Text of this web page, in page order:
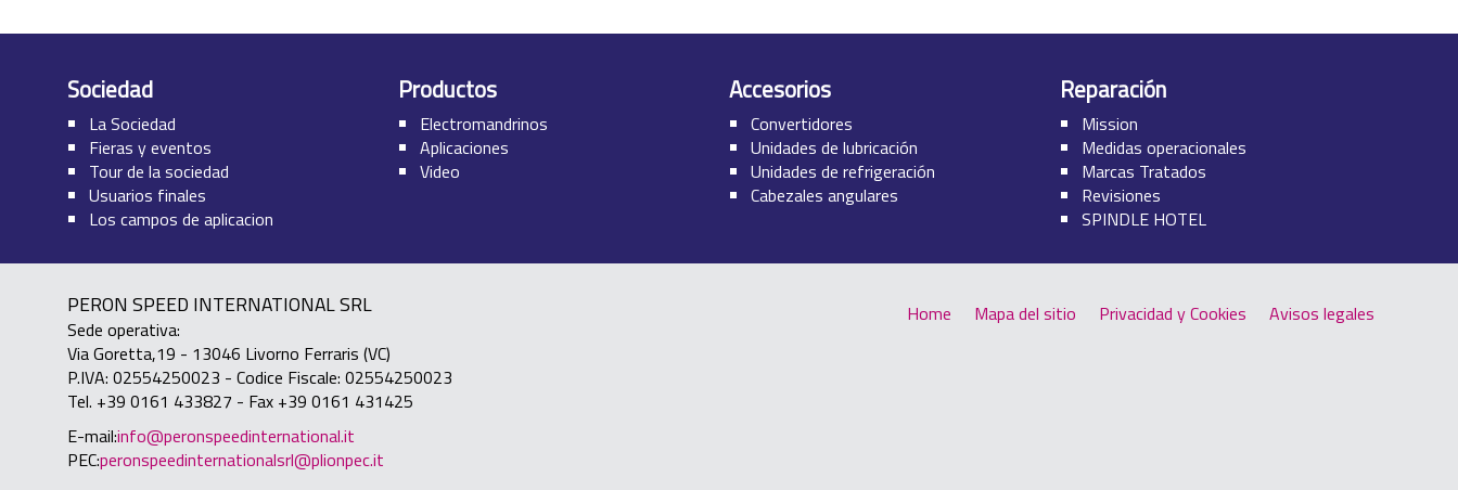
Sociedad
La Sociedad
Fieras y eventos
Tour de la sociedad
Usuarios finales
Los campos de aplicacion
Productos
Electromandrinos
Aplicaciones
Video
Accesorios
Convertidores
Unidades de lubricación
Unidades de refrigeración
Cabezales angulares
Reparación
Mission
Medidas operacionales
Marcas Tratados
Revisiones
SPINDLE HOTEL
PERON SPEED INTERNATIONAL SRL
Sede operativa:
Via Goretta,19 - 13046 Livorno Ferraris (VC)
P.IVA: 02554250023 - Codice Fiscale: 02554250023
Tel. +39 0161 433827 - Fax +39 0161 431425
E-mail:info@peronspeedinternational.it
PEC:peronspeedinternationalsrl@plionpec.it
Home Mapa del sitio Privacidad y Cookies Avisos legales